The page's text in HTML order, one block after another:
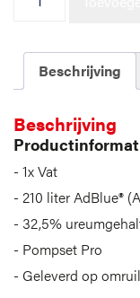
aantal
Beschrijving
Beschrijving
1x Vat
210 liter AdBlue®
32,5%
Pompset Pro
Geleverd op